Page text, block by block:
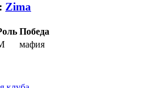
Zima
Победа
мафия